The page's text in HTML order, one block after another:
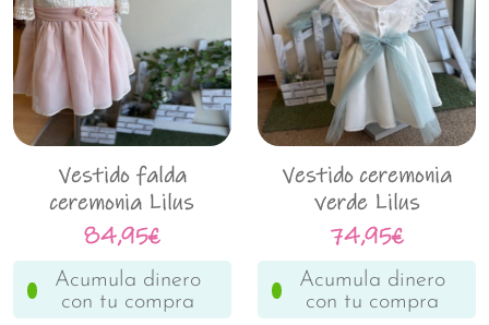
Vestido falda
ceremonia Lilus
038155
84,95€
Acumula dinero
con tu compra
Vestido ceremonia
verde Lilus
74,95€
Acumula dinero
con tu compra